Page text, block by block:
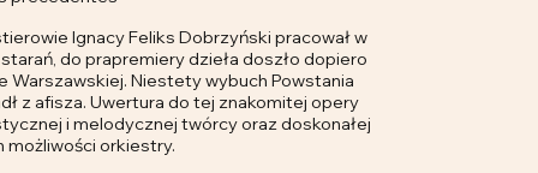
Ignacy Feliks Dobrzyński pracował w
do prapremiery dzieła doszło dopiero
Warszawskiej. Niestety wybuch Powstania
z afisza. Uwertura do tej znakomitej opery
i melodycznej twórcy oraz doskonałej
orkiestry.